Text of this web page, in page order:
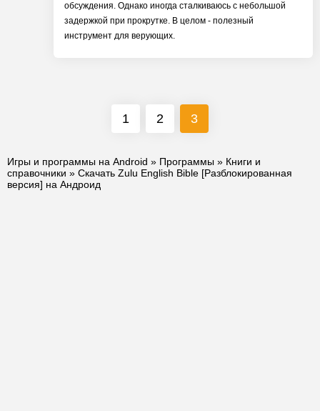
обсуждения. Однако иногда сталкиваюсь с небольшой
задержкой при прокрутке. В целом - полезный
инструмент для верующих.
1 2 3
Игры и программы на Android » Программы » Книги и
справочники » Скачать Zulu English Bible [Разблокированная
версия] на Андроид